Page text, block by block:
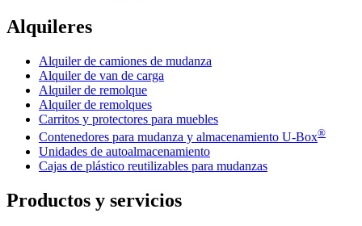
Alquileres
Alquiler de camiones de mudanza
Alquiler de van de carga
Alquiler de remolque
Alquiler de remolques
Carritos y protectores para muebles
Contenedores para mudanza y almacenamiento U-Box®
Unidades de autoalmacenamiento
Cajas de plástico reutilizables para mudanzas
Productos y servicios